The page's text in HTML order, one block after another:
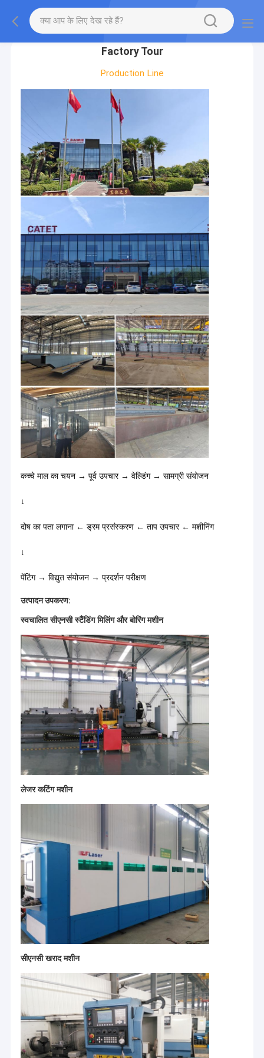
gtag('config', 'G-QWE9HWC3PF', {cookie_flags:
"SameSite=None;Secure"});
Factory Tour
Production Line
कच्चे माल का चयन → पूर्व उपचार → वेल्डिंग → सामग्री संयोजन
↓
दोष का पता लगाना ← ड्रम प्रसंस्करण ← ताप उपचार ← मशीनिंग
↓
पेंटिंग → विद्युत संयोजन → प्रदर्शन परीक्षण
उत्पादन उपकरण:
स्वचालित सीएनसी स्टैंडिंग मिलिंग और बोरिंग मशीन
लेजर कटिंग मशीन
सीएनसी खराद मशीन